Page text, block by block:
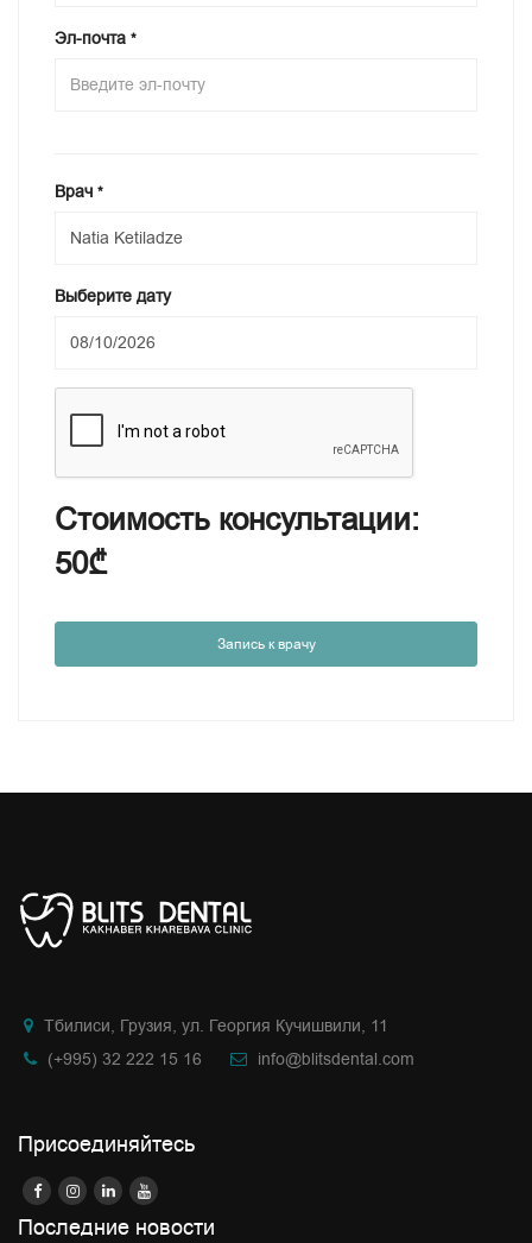
Эл-почта *
Врач *
Выберите дату
Стоимость консультации:
50₾
Запись к врачу
Тбилиси, Грузия, ул. Георгия Кучишвили, 11
(+995) 32 222 15 16
info@blitsdental.com
Присоединяйтесь
Последние новости